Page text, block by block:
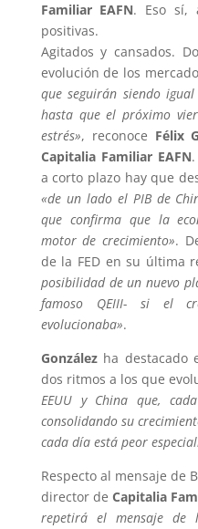
Familiar EAFN. Eso sí,
positivas.
Agitados y cansados.
evolución de los
que seguirán siendo
hasta que el próximo
estrés», reconoce Félix
Capitalia Familiar EAFN
a corto plazo hay que
«de un lado el PIB de
que confirma que la
motor de crecimiento».
de la FED en su última
posibilidad de un nuevo
famoso QEIII- si el
evolucionaba».
Gonzálezha destacado
dos ritmos a los que
EEUU y China que,
consolidando su
cada día está peor
Respecto al mensaje de
director de Capitalia
repetirá el mensaje de